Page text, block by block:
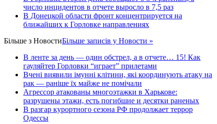
число инцидентов в отчете выросло в 7,5 раз
В Донецкой области фронт концентрируется на
ближайших к Горловке направлениях
Більше з НовостиБільше записів у Новости »
В ленте за день — один обстрел, а в отчете… 15! Как
гауляйтер Горловки “играет” прилетами
Вчені виявили імунні клітини, які координують атаку на
рак — раніше їх майже не помічали
Агрессор атакованы многоэтажки в Харькове:
разрушены этажи, есть погибшие и десятки раненых
В разгар курортного сезона РФ продолжает террор
Одессы